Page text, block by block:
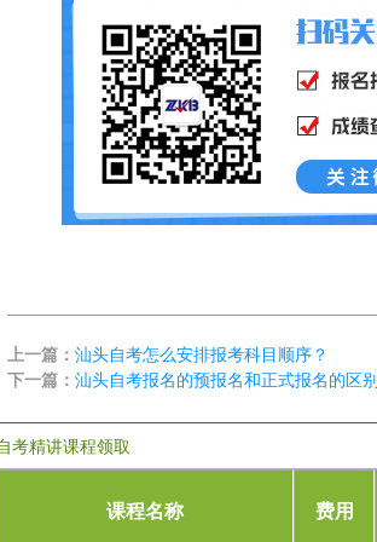
上一篇： 汕头自考怎么安排报考科目顺序？
下一篇： 汕头自考报名的预报名和正式报名的区
考精讲课程领取
课程名称 费用